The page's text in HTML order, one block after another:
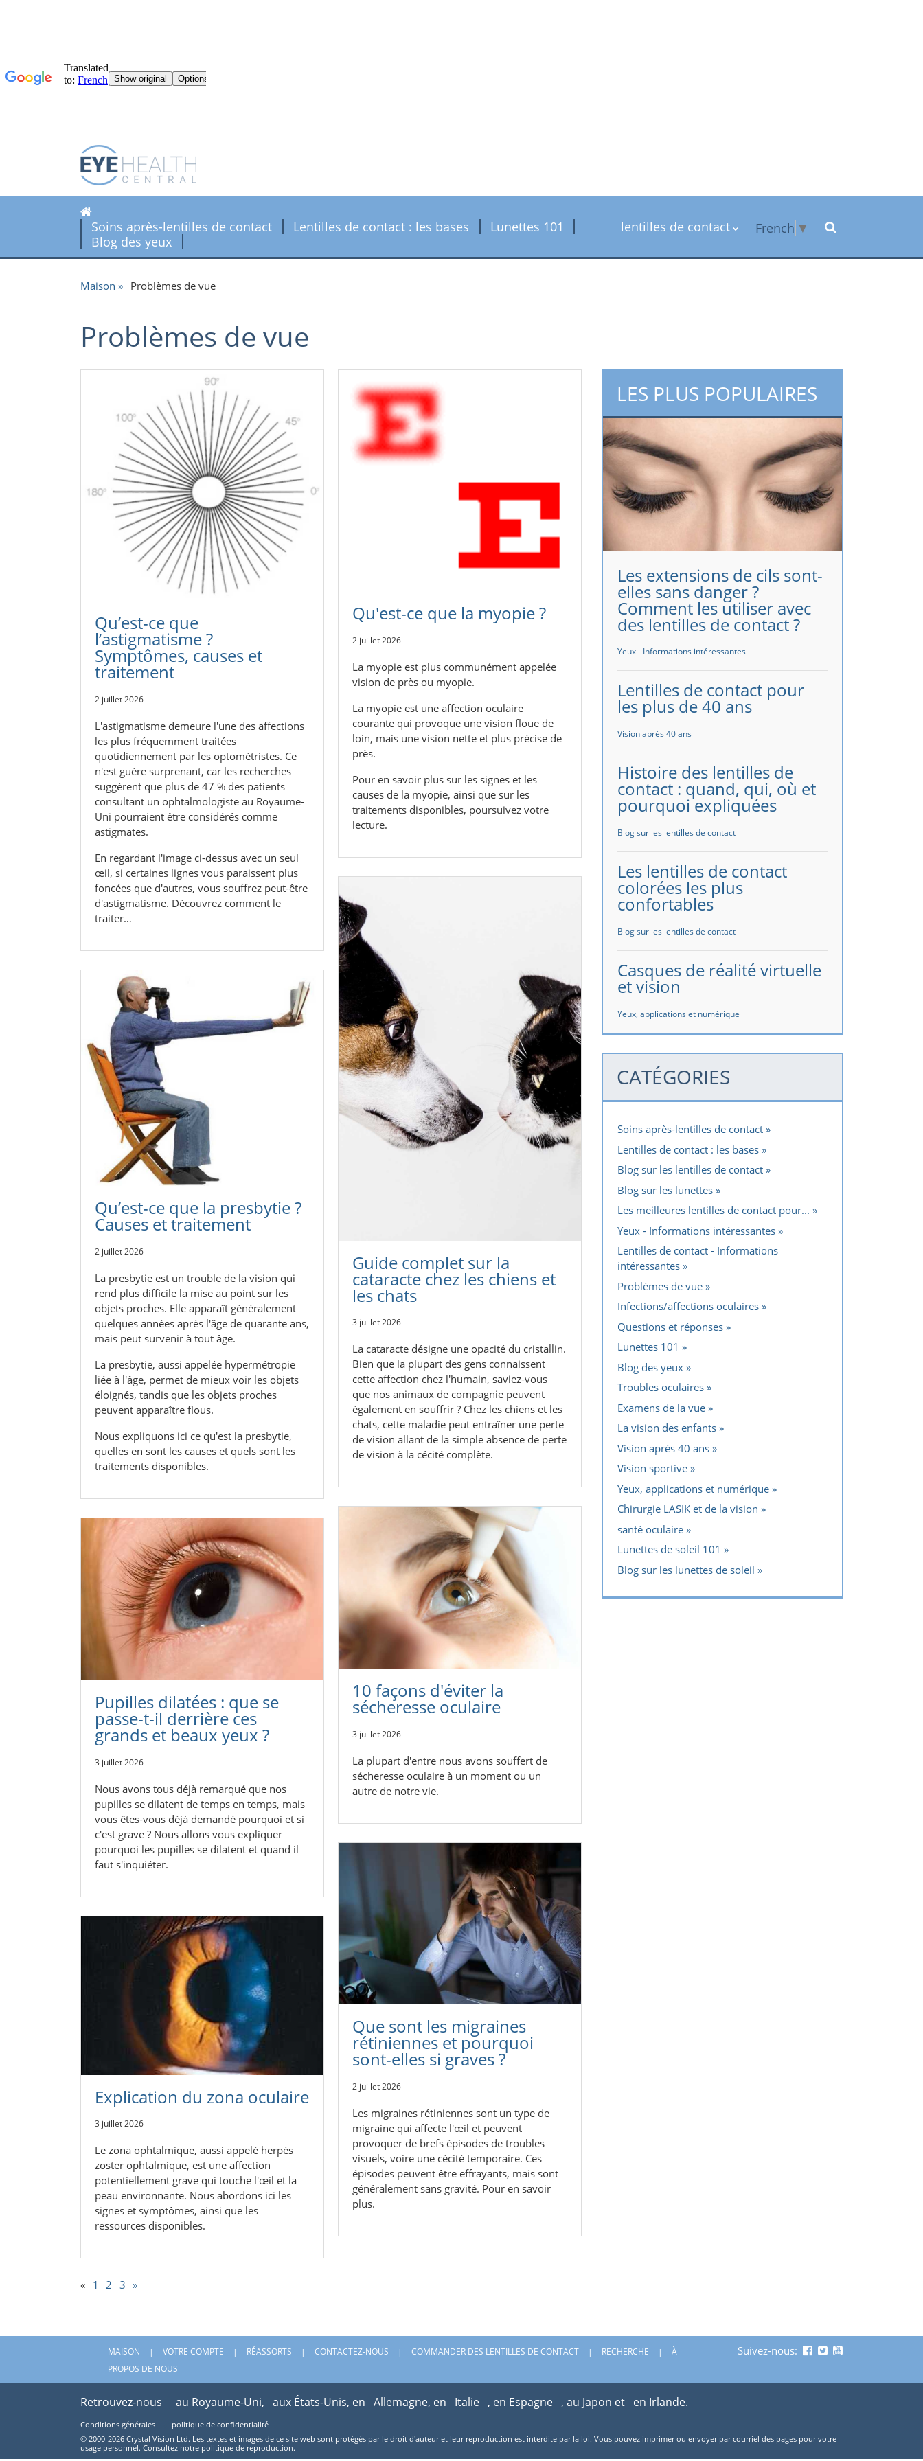
Soins après-lentilles de contact Lentilles de contact : les bases
Lunettes 101
Blog des yeux
lentilles de contact French ▼
Maison Problèmes de vue
Problèmes de vue
Qu’est-ce que
l’astigmatisme ?
Symptômes, causes et
traitement
2 juillet 2026
L'astigmatisme demeure l'une des affections
les plus fréquemment traitées
quotidiennement par les optométristes. Ce
n'est guère surprenant, car les recherches
suggèrent que plus de 47 % des patients
consultant un ophtalmologiste au Royaume-
Uni pourraient être considérés comme
astigmates.
En regardant l'image ci-dessus avec un seul
œil, si certaines lignes vous paraissent plus
foncées que d'autres, vous souffrez peut-être
d'astigmatisme. Découvrez comment le
traiter…
Qu’est-ce que la presbytie ?
Causes et traitement
2 juillet 2026
La presbytie est un trouble de la vision qui
rend plus difficile la mise au point sur les
objets proches. Elle apparaît généralement
quelques années après l'âge de quarante ans,
mais peut survenir à tout âge.
La presbytie, aussi appelée hypermétropie
liée à l'âge, permet de mieux voir les objets
éloignés, tandis que les objets proches
peuvent apparaître flous.
Nous expliquons ici ce qu'est la presbytie,
quelles en sont les causes et quels sont les
traitements disponibles.
Pupilles dilatées : que se
passe-t-il derrière ces
grands et beaux yeux ?
3 juillet 2026
Nous avons tous déjà remarqué que nos
pupilles se dilatent de temps en temps, mais
vous êtes-vous déjà demandé pourquoi et si
c'est grave ? Nous allons vous expliquer
pourquoi les pupilles se dilatent et quand il
faut s'inquiéter.
Explication du zona oculaire
3 juillet 2026
Le zona ophtalmique, aussi appelé herpès
zoster ophtalmique, est une affection
potentiellement grave qui touche l'œil et la
peau environnante. Nous abordons ici les
signes et symptômes, ainsi que les
ressources disponibles.
Qu'est-ce que la myopie ?
2 juillet 2026
La myopie est plus communément appelée
vision de près ou myopie.
La myopie est une affection oculaire
courante qui provoque une vision floue de
loin, mais une vision nette et plus précise de
près.
Pour en savoir plus sur les signes et les
causes de la myopie, ainsi que sur les
traitements disponibles, poursuivez votre
lecture.
Guide complet sur la
cataracte chez les chiens et
les chats
3 juillet 2026
La cataracte désigne une opacité du cristallin.
Bien que la plupart des gens connaissent
cette affection chez l'humain, saviez-vous
que nos animaux de compagnie peuvent
également en souffrir ? Chez les chiens et les
chats, cette maladie peut entraîner une perte
de vision allant de la simple absence de perte
de vision à la cécité complète.
10 façons d'éviter la
sécheresse oculaire
3 juillet 2026
La plupart d'entre nous avons souffert de
sécheresse oculaire à un moment ou un
autre de notre vie.
Que sont les migraines
rétiniennes et pourquoi
sont-elles si graves ?
2 juillet 2026
Les migraines rétiniennes sont un type de
migraine qui affecte l'œil et peuvent
provoquer de brefs épisodes de troubles
visuels, voire une cécité temporaire. Ces
épisodes peuvent être effrayants, mais sont
généralement sans gravité. Pour en savoir
plus.
« 1 2 3 »
LES PLUS POPULAIRES
Les extensions de cils sont-
elles sans danger ?
Comment les utiliser avec
des lentilles de contact ?
Yeux - Informations intéressantes
Lentilles de contact pour
les plus de 40 ans
Vision après 40 ans
Histoire des lentilles de
contact : quand, qui, où et
pourquoi expliquées
Blog sur les lentilles de contact
Les lentilles de contact
colorées les plus
confortables
Blog sur les lentilles de contact
Casques de réalité virtuelle
et vision
Yeux, applications et numérique
CATÉGORIES
Soins après-lentilles de contact
Lentilles de contact : les bases
Blog sur les lentilles de contact
Blog sur les lunettes
Les meilleures lentilles de contact pour...
Yeux - Informations intéressantes
Lentilles de contact - Informations
intéressantes
Problèmes de vue
Infections/affections oculaires
Questions et réponses
Lunettes 101
Blog des yeux
Troubles oculaires
Examens de la vue
La vision des enfants
Vision après 40 ans
Vision sportive
Yeux, applications et numérique
Chirurgie LASIK et de la vision
santé oculaire
Lunettes de soleil 101
Blog sur les lunettes de soleil
MAISON VOTRE COMPTE RÉASSORTS CONTACTEZ-NOUS COMMANDER DES LENTILLES DE CONTACT RECHERCHE
À
PROPOS DE NOUS
Suivez-nous:
Retrouvez-nous au Royaume-Uni, aux États-Unis, en Allemagne, en Italie , en Espagne , au Japon et en Irlande.
Conditions générales
politique de confidentialité
© 2000-2026 Crystal Vision Ltd. Les textes et images de ce site web sont protégés par le droit d'auteur et leur reproduction est interdite par la loi. Vous pouvez imprimer ou envoyer par courriel des pages pour votre
usage personnel. Consultez notre politique de reproduction.